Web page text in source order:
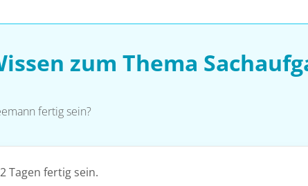
zum Thema
fertig sein?
Tagen fertig sein.